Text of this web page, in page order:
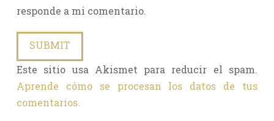
responde a mi comentario.
Este sitio usa Akismet para reducir el spam.
Aprende cómo se procesan los datos de tus
comentarios.